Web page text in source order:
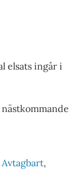
elsats ingår i
,